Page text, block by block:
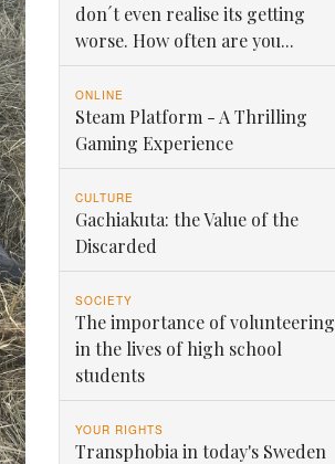
don´t even realise its getting
worse. How often are you...
ONLINE
Steam Platform - A Thrilling
Gaming Experience
CULTURE
Gachiakuta: the Value of the
Discarded
SOCIETY
The importance of volunteering
in the lives of high school
students
YOUR RIGHTS
Transphobia in today's Sweden